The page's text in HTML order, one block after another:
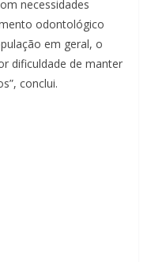
necessidades
odontológico
em geral, o
dificuldade de manter
conclui.